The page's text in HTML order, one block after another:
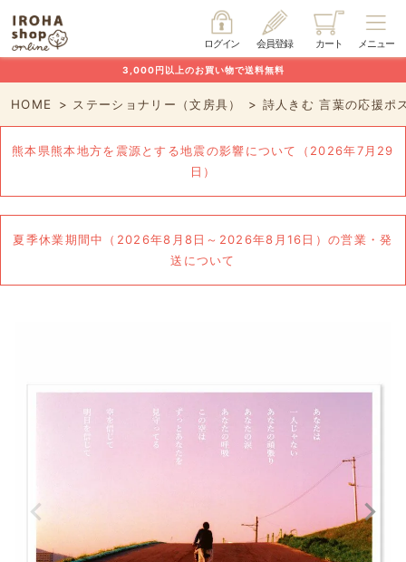
メニュー
カート
会員登録
ログイン
3,000円以上のお買い物で送料無料
HOME ステーショナリー（文房具） 詩人きむ 言葉の応援ポ
熊本県熊本地方を震源とする地震の影響について（2026年7月29
日）
夏季休業期間中（2026年8月8日～2026年8月16日）の営業・発
送について